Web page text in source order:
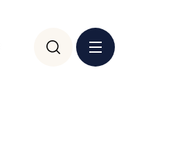
Search
for: